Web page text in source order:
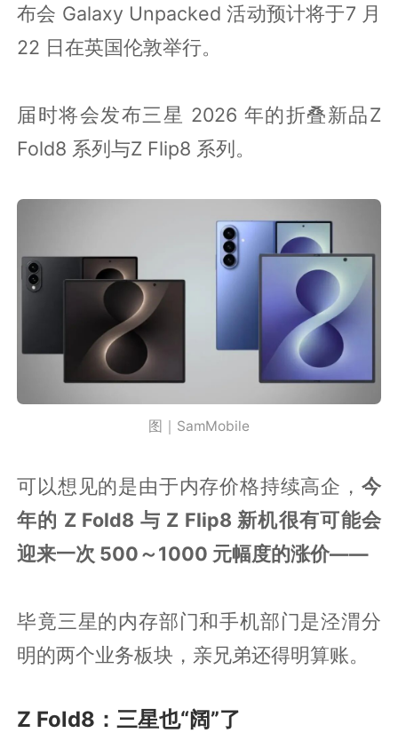
布会 Galaxy Unpacked 活动预计将于7 月
22 日在英国伦敦举行。
届时将会发布三星 2026 年的折叠新品Z
Fold8 系列与Z Flip8 系列。
图｜SamMobile
可以想见的是由于内存价格持续高企， 今
年的 Z Fold8 与 Z Flip8 新机很有可能会
迎来一次 500～1000 元幅度的涨价——
毕竟三星的内存部门和手机部门是泾渭分
明的两个业务板块，亲兄弟还得明算账。
Z Fold8：三星也“阔”了